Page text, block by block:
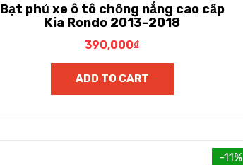
Bạt phủ xe ô tô chống nắng cao cấp
Kia Rondo 2013-2018
390,000₫
ADD TO CART
-11%